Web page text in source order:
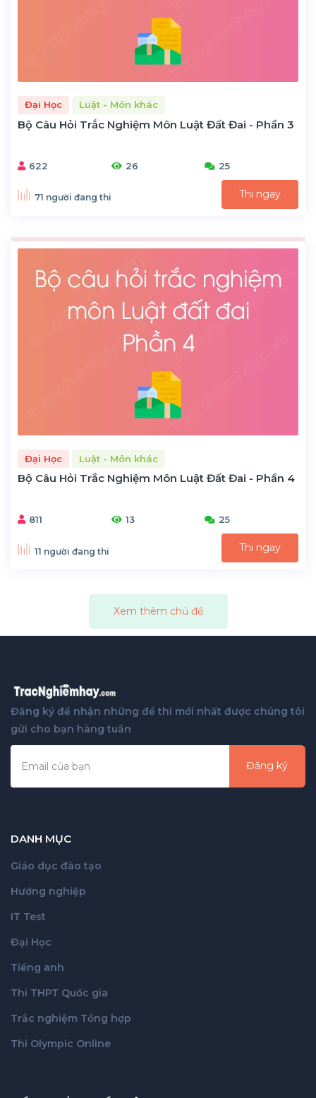
Đại Học Luật - Môn khác
Bộ Câu Hỏi Trắc Nghiệm Môn Luật Đất Đai - Phần 3
622 26 25
71 người đang thi Thi ngay
Đại Học Luật - Môn khác
Bộ Câu Hỏi Trắc Nghiệm Môn Luật Đất Đai - Phần 4
811 13 25
11 người đang thi Thi ngay
Xem thêm chủ đề
Đăng ký để nhận những đề thi mới nhất được chúng tôi
gửi cho bạn hàng tuần
Đăng ký
DANH MỤC
Giáo dục đào tạo
Hướng nghiệp
IT Test
Đại Học
Tiếng anh
Thi THPT Quốc gia
Trắc nghiệm Tổng hợp
Thi Olympic Online